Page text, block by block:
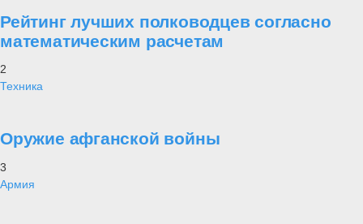
Рейтинг лучших полководцев согласно
математическим расчетам
2
Техника
Оружие афганской войны
3
Армия